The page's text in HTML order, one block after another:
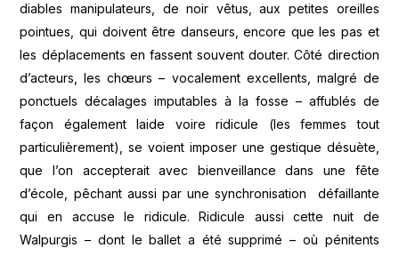
diables manipulateurs, de noir vêtus, aux petites oreilles
pointues, qui doivent être danseurs, encore que les pas et
les déplacements en fassent souvent douter. Côté direction
d’acteurs, les chœurs – vocalement excellents, malgré de
ponctuels décalages imputables à la fosse – affublés de
façon également laide voire ridicule (les femmes tout
particulièrement), se voient imposer une gestique désuète,
que l’on accepterait avec bienveillance dans une fête
d’école, pêchant aussi par une synchronisation défaillante
qui en accuse le ridicule. Ridicule aussi cette nuit de
Walpurgis – dont le ballet a été supprimé – où pénitents